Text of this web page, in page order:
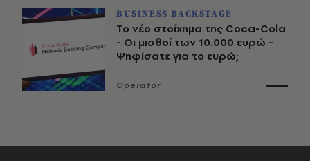
BUSINESS BACKSTAGE
Το νέο στοίχημα της Coca-Cola
- Οι μισθοί των 10.000 ευρώ -
Ψηφίσατε για το ευρώ;
Operator